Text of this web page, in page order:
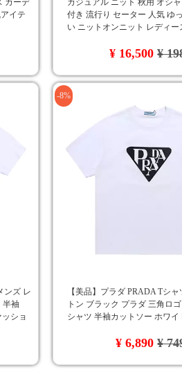
カーデ
イテ
カジュアル ニット 秋用 オシ
付き 流行り セーター 人気 ゆ
い ニットオンニット レディー
¥ 16,500¥
ンズ レ
半袖
ショ
-8%
【美品】プラダ PRADA Tシ
トン ブラック プラダ 三角ロ
シャツ 半袖カットソー ホワイ
¥ 6,890¥